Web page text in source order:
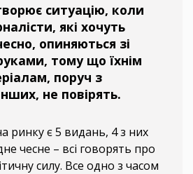
ситуацію, коли
які хочуть
опиняються зі
тому що їхнім
поруч з
не повірять.
ринку є 5 видань, 4 з них
чесне – всі говорять про
силу. Все одно з часом